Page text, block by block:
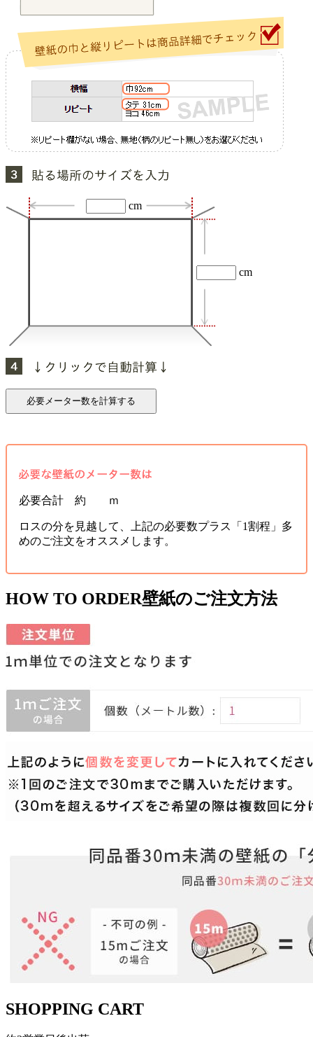
cm
cm
必要合計 約 ｍ
ロスの分を見越して、上記の必要数プラス「1割程」多
めのご注文をオススメします。
HOW TO ORDER壁紙のご注文方法
SHOPPING CART